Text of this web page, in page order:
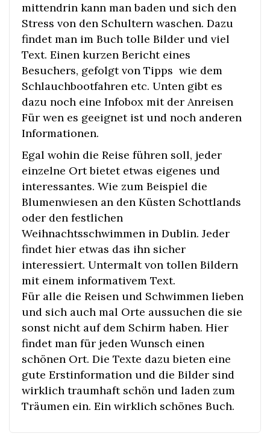
mittendrin kann man baden und sich den
Stress von den Schultern waschen. Dazu
findet man im Buch tolle Bilder und viel
Text. Einen kurzen Bericht eines
Besuchers, gefolgt von Tipps wie dem
Schlauchbootfahren etc. Unten gibt es
dazu noch eine Infobox mit der Anreisen
Für wen es geeignet ist und noch anderen
Informationen.
Egal wohin die Reise führen soll, jeder
einzelne Ort bietet etwas eigenes und
interessantes. Wie zum Beispiel die
Blumenwiesen an den Küsten Schottlands
oder den festlichen
Weihnachtsschwimmen in Dublin. Jeder
findet hier etwas das ihn sicher
interessiert. Untermalt von tollen Bildern
mit einem informativem Text.
Für alle die Reisen und Schwimmen lieben
und sich auch mal Orte aussuchen die sie
sonst nicht auf dem Schirm haben. Hier
findet man für jeden Wunsch einen
schönen Ort. Die Texte dazu bieten eine
gute Erstinformation und die Bilder sind
wirklich traumhaft schön und laden zum
Träumen ein. Ein wirklich schönes Buch.